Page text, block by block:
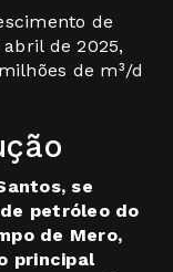
de
de 2025,
de m³/d
se
petróleo do
de Mero,
principal